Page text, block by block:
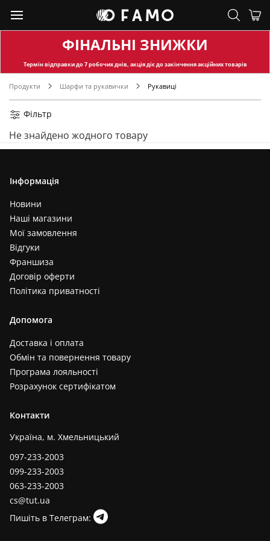
ФІНАЛЬНІ ЗНИЖКИ
Термін відправкидо 7 робочих днів, акція діє до закінчення акційних товарів
Продукти Шарфи та рукавички Рукавиці
Фільтр
Не знайдено жодного товару
Інформація
Новини
Наші магазини
Мої замовлення
Відгуки
Франшиза
Договір оферти
Політика приватності
Допомога
Доставка і оплата
Обмін та повернення товару
Програма лояльності
Розрахунок сертифікатом
Контакти
Україна, м. Хмельницький
097-233-2003
099-233-2003
063-233-2003
cs@tut.ua
Пишіть в Телеграм: